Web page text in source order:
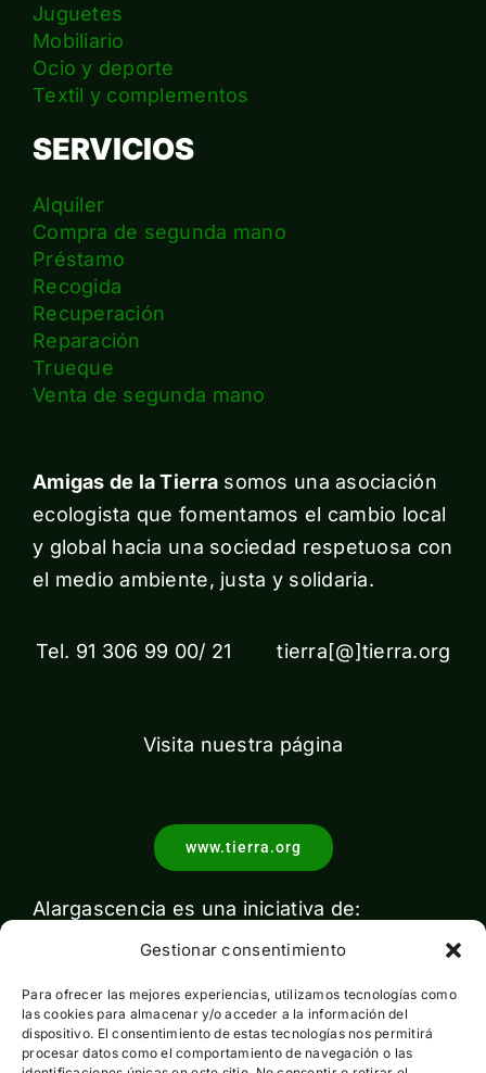
Gestionar consentimiento
Para ofrecer las mejores experiencias, utilizamos tecnologías como
las cookies para almacenar y/o acceder a la información del
dispositivo. El consentimiento de estas tecnologías nos permitirá
procesar datos como el comportamiento de navegación o las
Juguetes
Mobiliario
Ocio y deporte
Textil y complementos
SERVICIOS
Alquiler
Compra de segunda mano
Préstamo
Recogida
Recuperación
Reparación
Trueque
Venta de segunda mano
Amigas de la Tierra somos una asociación
ecologista que fomentamos el cambio local
y global hacia una sociedad respetuosa con
el medio ambiente, justa y solidaria.
Tel. 91 306 99 00/ 21 tierra[@]tierra.org
Visita nuestra página
www.tierra.org
Alargascencia es una iniciativa de: